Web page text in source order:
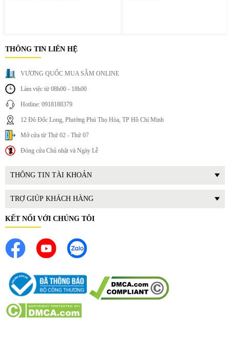
Giao diện trực quan, thao tác nhanh chóng
Cảm ứng hiện đại – 4 mức nước tùy chọn: 150ml, 200ml,
300ml, 500ml
THÔNG TIN LIÊN HỆ
VƯƠNG QUỐC MUA SẮM ONLINE
Làm việc từ 08h00 - 18h00
Hotline: 0918188379
12 Đô Đốc Long, Phường Phú Thọ Hòa, TP Hồ Chí Minh
Mở cửa từ Thứ 02 - Thứ 07
Đóng cửa Chủ nhật và Ngày Lễ
THÔNG TIN TÀI KHOẢN
TRỢ GIÚP KHÁCH HÀNG
KẾT NỐI VỚI CHÚNG TÔI